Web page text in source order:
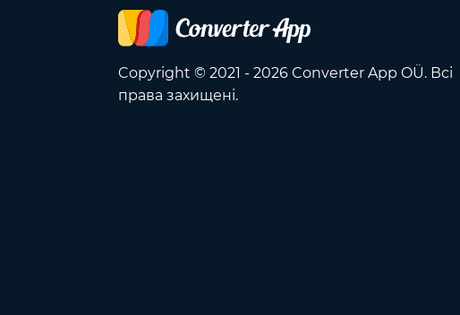
Copyright © 2021 - 2026 Converter App OÜ. Всі
права захищені.